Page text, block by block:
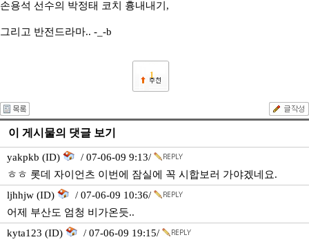
손용석 선수의 박정태 코치 흉내내기,
그리고 반전드라마.. -_-b
1
이 게시물의 댓글 보기
yakpkb (ID)
/ 07-06-09 9:13/
ㅎㅎ 롯데 자이언츠 이번에 잠실에 꼭 시합보러 가야겠네요.
ljhhjw (ID)
/ 07-06-09 10:36/
어제 부산도 엄청 비가온듯..
kyta123 (ID)
/ 07-06-09 19:15/